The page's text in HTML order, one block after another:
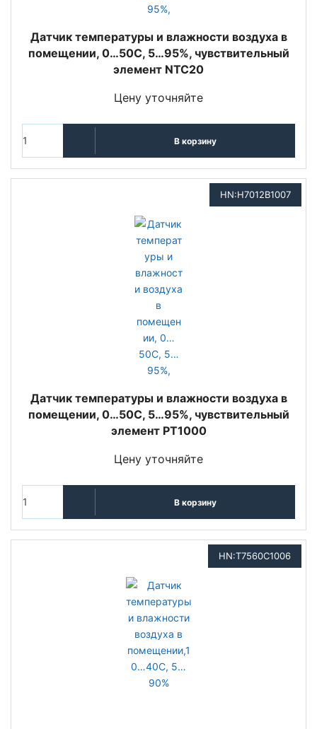
Датчик температуры и влажности воздуха в
помещении, 0…50C, 5…95%, чувствительный
элемент NTC20
Цену уточняйте
В корзину
HN:H7012B1007
Датчик температуры и влажности воздуха в
помещении, 0…50C, 5…95%, чувствительный
элемент PT1000
Цену уточняйте
В корзину
HN:T7560C1006